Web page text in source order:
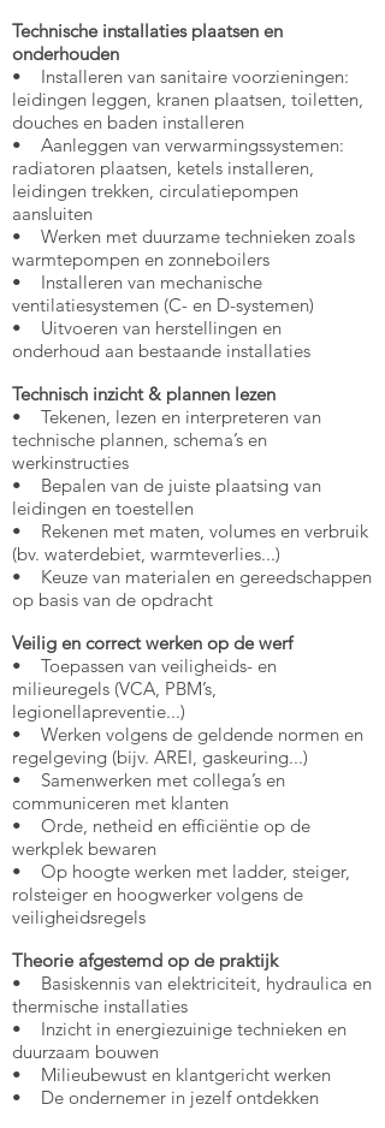
Technische installaties plaatsen en
onderhouden
• Installeren van sanitaire voorzieningen:
leidingen leggen, kranen plaatsen, toiletten,
douches en baden installeren
• Aanleggen van verwarmingssystemen:
radiatoren plaatsen, ketels installeren,
leidingen trekken, circulatiepompen
aansluiten
• Werken met duurzame technieken zoals
warmtepompen en zonneboilers
• Installeren van mechanische
ventilatiesystemen (C- en D-systemen)
• Uitvoeren van herstellingen en
onderhoud aan bestaande installaties
Technisch inzicht & plannen lezen
• Tekenen, lezen en interpreteren van
technische plannen, schema’s en
werkinstructies
• Bepalen van de juiste plaatsing van
leidingen en toestellen
• Rekenen met maten, volumes en verbruik
(bv. waterdebiet, warmteverlies...)
• Keuze van materialen en gereedschappen
op basis van de opdracht
Veilig en correct werken op de werf
• Toepassen van veiligheids- en
milieuregels (VCA, PBM’s,
legionellapreventie...)
• Werken volgens de geldende normen en
regelgeving (bijv. AREI, gaskeuring...)
• Samenwerken met collega’s en
communiceren met klanten
• Orde, netheid en efficiëntie op de
werkplek bewaren
• Op hoogte werken met ladder, steiger,
rolsteiger en hoogwerker volgens de
veiligheidsregels
Theorie afgestemd op de praktijk
• Basiskennis van elektriciteit, hydraulica en
thermische installaties
• Inzicht in energiezuinige technieken en
duurzaam bouwen
• Milieubewust en klantgericht werken
• De ondernemer in jezelf ontdekken